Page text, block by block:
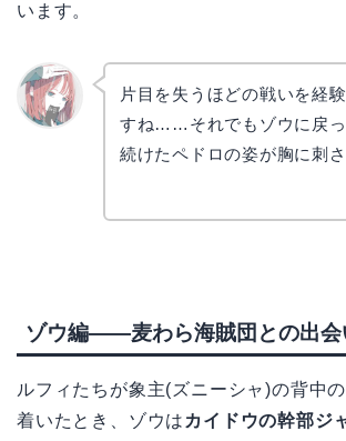
います。
片目を失うほどの戦いを経
すね……それでもゾウに戻っ
続けたペドロの姿が胸に刺さ
ゾウ編——麦わら海賊団との出会
ルフィたちが象主(ズニーシャ)の背中
着いたとき、ゾウは カイドウの幹部ジ